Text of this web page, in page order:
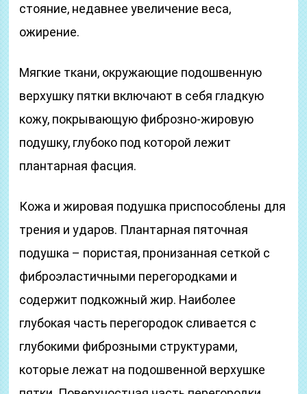
стояние, недавнее увеличение веса,
ожирение.
Мягкие ткани, окружающие подошвенную
верхушку пятки включают в себя гладкую
кожу, покрывающую фиброзно-жировую
подушку, глубоко под которой лежит
плантарная фасция.
Кожа и жировая подушка приспособлены для
трения и ударов. Плантарная пяточная
подушка – пористая, пронизанная сеткой с
фиброэластичными перегородками и
содержит подкожный жир. Наиболее
глубокая часть перегородок сливается с
глубокими фиброзными структурами,
которые лежат на подошвенной верхушке